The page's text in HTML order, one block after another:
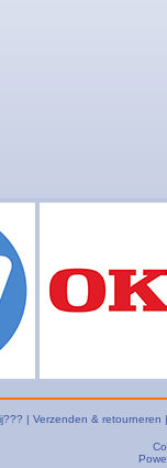
| Verzenden & retourneren